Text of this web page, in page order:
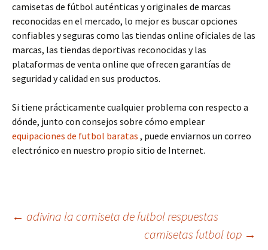
camisetas de fútbol auténticas y originales de marcas
reconocidas en el mercado, lo mejor es buscar opciones
confiables y seguras como las tiendas online oficiales de las
marcas, las tiendas deportivas reconocidas y las
plataformas de venta online que ofrecen garantías de
seguridad y calidad en sus productos.
Si tiene prácticamente cualquier problema con respecto a
dónde, junto con consejos sobre cómo emplear
equipaciones de futbol baratas , puede enviarnos un correo
electrónico en nuestro propio sitio de Internet.
Navegación
← adivina la camiseta de futbol respuestas
camisetas futbol top →